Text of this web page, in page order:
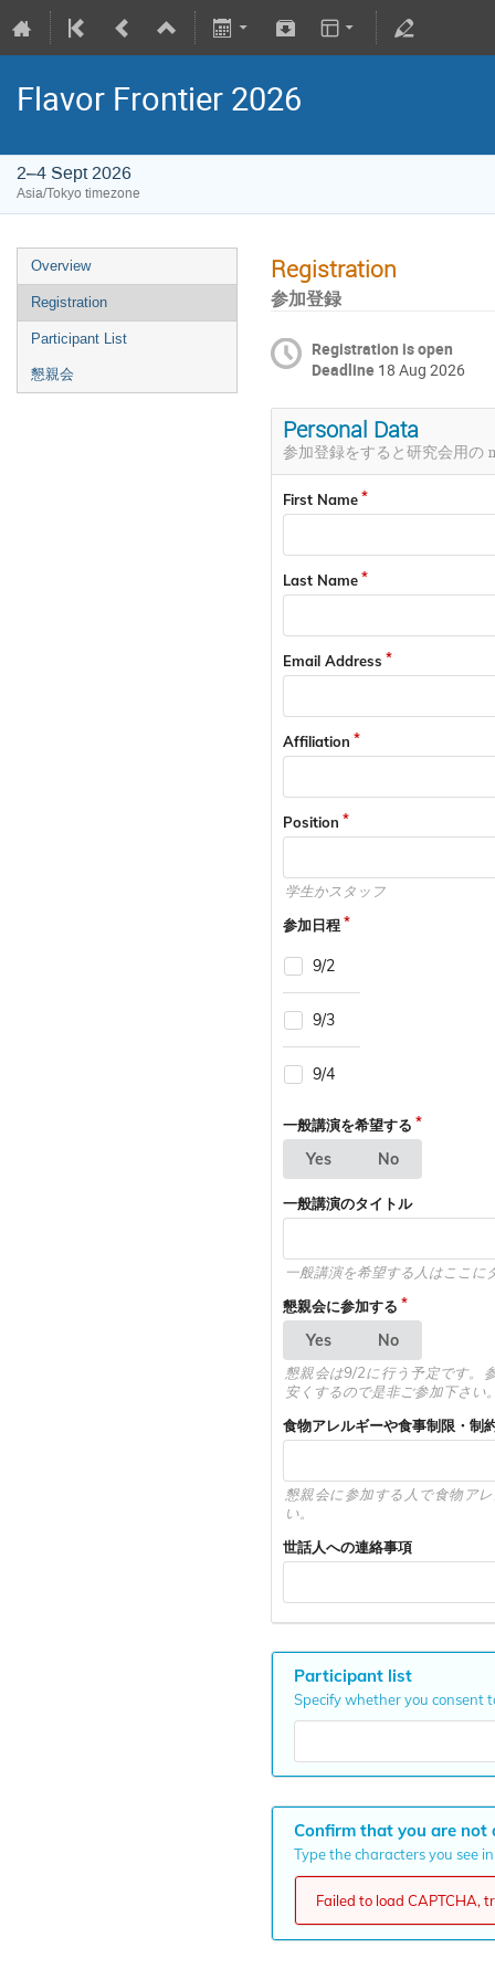
Flavor Frontier 2026
2–4 Sept 2026
Asia/Tokyo timezone
Overview
Registration
Participant List
懇親会
Registration
参加登録
Registration is open
Deadline 18 Aug 2026
Personal Data
参加登録をすると研究会用の
First Name
Last Name
Email Address
Affiliation
Position
学生かスタッフ
参加日程
9/2
9/3
9/4
一般講演を希望する
Yes No
一般講演のタイトル
一般講演を希望する人はここに
懇親会に参加する
Yes No
懇親会は9/2に行う予定です。
安くするので是非ご参加下さい
食物アレルギーや食事制限・制
懇親会に参加する人で食物ア
い。
世話人への連絡事項
Participant list
Specify whether you consent
Confirm that you are not
Type the characters you see
Failed to load CAPTCHA,